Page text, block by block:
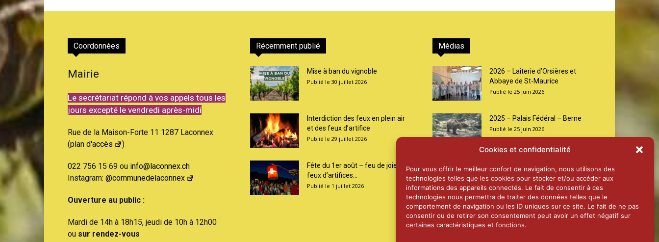
Cookies et confidentialité
Pour vous offrir le meilleur confort de navigation, nous utilisons des
technologies telles que les cookies pour stocker et/ou accéder aux
informations des appareils connectés. Le fait de consentir à ces
technologies nous permettra de traiter des données telles que le
comportement de navigation ou les ID uniques sur ce site. Le fait de ne pas
consentir ou de retirer son consentement peut avoir un effet négatif sur
certaines caractéristiques et fonctions.
Coordonnées
Mairie
Le secrétariat répond à vos appels tous les
jours excepté le vendredi après-midi
Rue de la Maison-Forte 11 1287 Laconnex
(plan d'accès )
022 756 15 69 ou info@laconnex.ch
Instagram: @communedelaconnex
Ouverture au public :
Mardi de 14h à 18h15, jeudi de 10h à 12h00
ou sur rendez-vous
Récemment publié
Mise à ban du vignoble
30 juillet 2026
Interdiction des feux en plein air
et des feux d’artifice
29 juillet 2026
Fête du 1er août – feu de joie et
feux d’artifices...
1 juillet 2026
Médias
2026 – Laiterie d’Orsières et
Abbaye de St-Maurice
25 juin 2026
2025 – Palais Fédéral – Berne
25 juin 2026
Aînés – Noël 2024
14 janvier 2025